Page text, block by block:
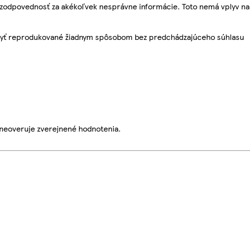
za akékoľvek nesprávne informácie. Toto nemá vplyv na
žiadnym spôsobom bez predchádzajúceho súhlasu
zverejnené hodnotenia.